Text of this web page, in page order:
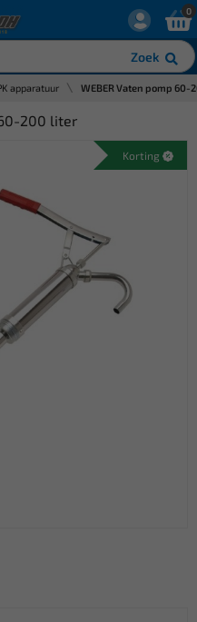
Zoek
0
apparatuur WEBER Vaten pomp 60-
200 liter
Korting